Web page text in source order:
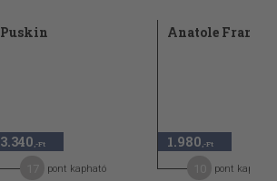
Puskin
3.340 ,-Ft
pont kapható
Anatole France
1.980 ,-Ft
pont kapható